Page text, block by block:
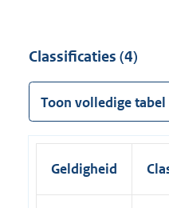
Classificaties (4)
Toon volledige tabel
Geldigheid